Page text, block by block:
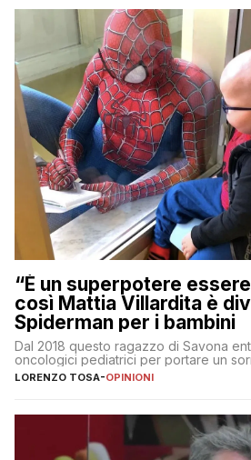
“È un superpotere
così Mattia Villardita è
Spiderman per i bambini
Dal 2018 questo ragazzo di Savona
oncologici pediatrici per portare un
LORENZO TOSA-OPINIONI